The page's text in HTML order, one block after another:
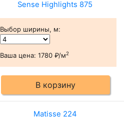
Sense Highlights 875
Выбор ширины, м:
Ваша цена: 1780 ₽/м2
В корзину
Matisse 224